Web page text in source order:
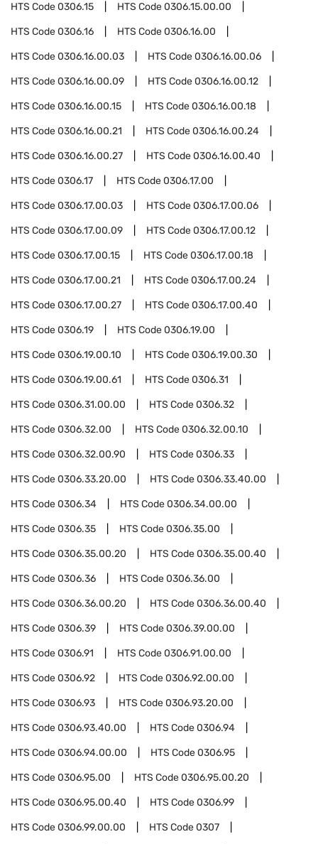
HTS Code0306.15 HTS Code0306.15.00.00
HTS Code0306.16 HTS Code0306.16.00
HTS Code0306.16.00.03 HTS Code0306.16.00.06
HTS Code0306.16.00.09 HTS Code0306.16.00.12
HTS Code0306.16.00.15 HTS Code0306.16.00.18
HTS Code0306.16.00.21 HTS Code0306.16.00.24
HTS Code0306.16.00.27 HTS Code0306.16.00.40
HTS Code0306.17 HTS Code0306.17.00
HTS Code0306.17.00.03 HTS Code0306.17.00.06
HTS Code0306.17.00.09 HTS Code0306.17.00.12
HTS Code0306.17.00.15 HTS Code0306.17.00.18
HTS Code0306.17.00.21 HTS Code0306.17.00.24
HTS Code0306.17.00.27 HTS Code0306.17.00.40
HTS Code0306.19 HTS Code0306.19.00
HTS Code0306.19.00.10 HTS Code0306.19.00.30
HTS Code0306.19.00.61 HTS Code0306.31
HTS Code0306.31.00.00 HTS Code0306.32
HTS Code0306.32.00 HTS Code0306.32.00.10
HTS Code0306.32.00.90 HTS Code0306.33
HTS Code0306.33.20.00 HTS Code0306.33.40.00
HTS Code0306.34 HTS Code0306.34.00.00
HTS Code0306.35 HTS Code0306.35.00
HTS Code0306.35.00.20 HTS Code0306.35.00.40
HTS Code0306.36 HTS Code0306.36.00
HTS Code0306.36.00.20 HTS Code0306.36.00.40
HTS Code0306.39 HTS Code0306.39.00.00
HTS Code0306.91 HTS Code0306.91.00.00
HTS Code0306.92 HTS Code0306.92.00.00
HTS Code0306.93 HTS Code0306.93.20.00
HTS Code0306.93.40.00 HTS Code0306.94
HTS Code0306.94.00.00 HTS Code0306.95
HTS Code0306.95.00 HTS Code0306.95.00.20
HTS Code0306.95.00.40 HTS Code0306.99
HTS Code0306.99.00.00 HTS Code0307